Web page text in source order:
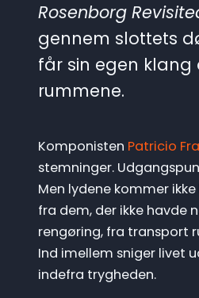
Rosenborg
gennem slottets
får sin egen klang
rummene.
Komponisten Patricio
stemninger.
Men lydene kommer
fra dem, der ikke havde
rengøring, fra transport
Ind imellem sniger livet
indefra trygheden.